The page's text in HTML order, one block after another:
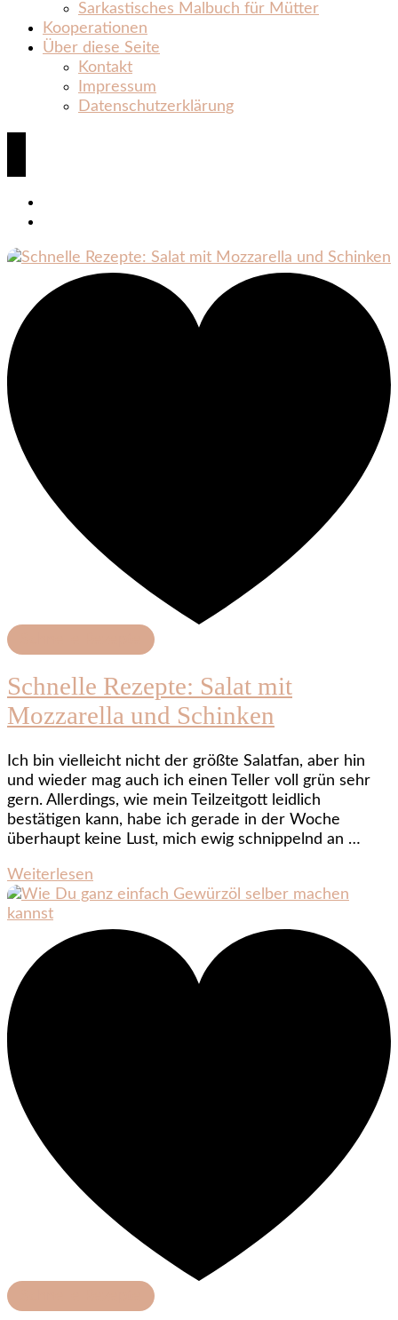
Sarkastisches Malbuch für Mütter
Kooperationen
Über diese Seite
Kontakt
Impressum
Datenschutzerklärung
Schnelle Rezepte: Salat mit
Mozzarella und Schinken
Ich bin vielleicht nicht der größte Salatfan, aber hin
und wieder mag auch ich einen Teller voll grün sehr
gern. Allerdings, wie mein Teilzeitgott leidlich
bestätigen kann, habe ich gerade in der Woche
überhaupt keine Lust, mich ewig schnippelnd an …
Weiterlesen